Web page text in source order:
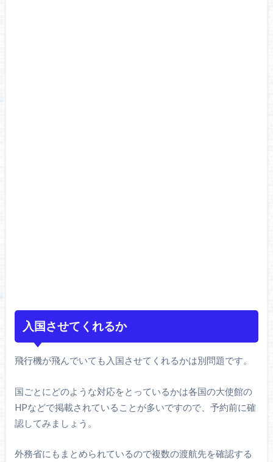
入国させてくれるか
飛行機が飛んでいても入国させてくれるかは別問題です。
国ごとにどのような対応をとっているかは各国の大使館の
HPなどで掲載されていることが多いですので、予約前に確
認してみましょう。
外務省にもまとめられているので複数の渡航先を確認する